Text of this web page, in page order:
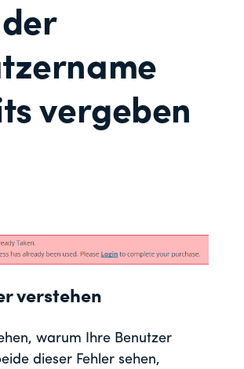
vergeben
verstehen
warum Ihre Benutzer
dieser Fehler sehen,